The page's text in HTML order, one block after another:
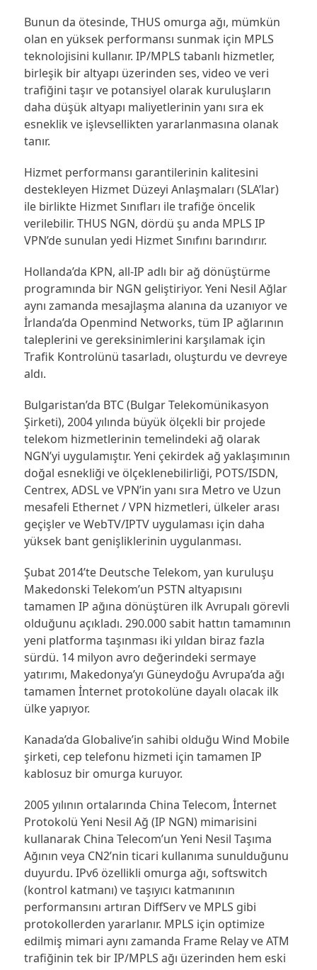
Bunun da ötesinde, THUS omurga ağı, mümkün
olan en yüksek performansı sunmak için MPLS
teknolojisini kullanır. IP/MPLS tabanlı hizmetler,
birleşik bir altyapı üzerinden ses, video ve veri
trafiğini taşır ve potansiyel olarak kuruluşların
daha düşük altyapı maliyetlerinin yanı sıra ek
esneklik ve işlevsellikten yararlanmasına olanak
tanır.
Hizmet performansı garantilerinin kalitesini
destekleyen Hizmet Düzeyi Anlaşmaları (SLA’lar)
ile birlikte Hizmet Sınıfları ile trafiğe öncelik
verilebilir. THUS NGN, dördü şu anda MPLS IP
VPN’de sunulan yedi Hizmet Sınıfını barındırır.
Hollanda’da KPN, all-IP adlı bir ağ dönüştürme
programında bir NGN geliştiriyor. Yeni Nesil Ağlar
aynı zamanda mesajlaşma alanına da uzanıyor ve
İrlanda’da Openmind Networks, tüm IP ağlarının
taleplerini ve gereksinimlerini karşılamak için
Trafik Kontrolünü tasarladı, oluşturdu ve devreye
aldı.
Bulgaristan’da BTC (Bulgar Telekomünikasyon
Şirketi), 2004 yılında büyük ölçekli bir projede
telekom hizmetlerinin temelindeki ağ olarak
NGN’yi uygulamıştır. Yeni çekirdek ağ yaklaşımının
doğal esnekliği ve ölçeklenebilirliği, POTS/ISDN,
Centrex, ADSL ve VPN’in yanı sıra Metro ve Uzun
mesafeli Ethernet / VPN hizmetleri, ülkeler arası
geçişler ve WebTV/IPTV uygulaması için daha
yüksek bant genişliklerinin uygulanması.
Şubat 2014’te Deutsche Telekom, yan kuruluşu
Makedonski Telekom’un PSTN altyapısını
tamamen IP ağına dönüştüren ilk Avrupalı ​​görevli
olduğunu açıkladı. 290.000 sabit hattın tamamının
yeni platforma taşınması iki yıldan biraz fazla
sürdü. 14 milyon avro değerindeki sermaye
yatırımı, Makedonya’yı Güneydoğu Avrupa’da ağı
tamamen İnternet protokolüne dayalı olacak ilk
ülke yapıyor.
Kanada’da Globalive’in sahibi olduğu Wind Mobile
şirketi, cep telefonu hizmeti için tamamen IP
kablosuz bir omurga kuruyor.
2005 yılının ortalarında China Telecom, İnternet
Protokolü Yeni Nesil Ağ (IP NGN) mimarisini
kullanarak China Telecom’un Yeni Nesil Taşıma
Ağının veya CN2’nin ticari kullanıma sunulduğunu
duyurdu. IPv6 özellikli omurga ağı, softswitch
(kontrol katmanı) ve taşıyıcı katmanının
performansını artıran DiffServ ve MPLS gibi
protokollerden yararlanır. MPLS için optimize
edilmiş mimari aynı zamanda Frame Relay ve ATM
trafiğinin tek bir IP/MPLS ağı üzerinden hem eski